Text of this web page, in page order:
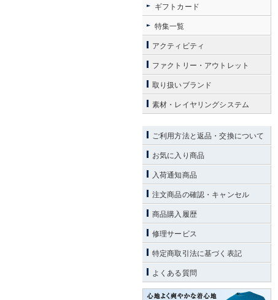
ギフトカード
特集一覧
アクティビティ
ファクトリー・アウトレット
取り扱いブランド
素材・レイヤリングシステム
ご利用方法と返品・交換について
お気に入り商品
入荷通知商品
注文商品の確認・キャンセル
商品購入履歴
修理サービス
特定商取引法に基づく表記
よくある質問